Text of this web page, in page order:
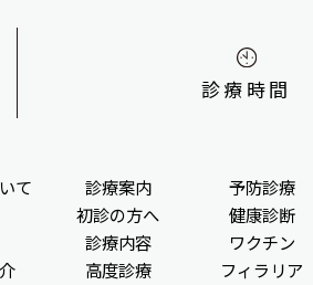
診療時間
て
診療案内
初診の方へ
診療内容
高度診療
予防診療
健康診断
ワクチン
フィラリア